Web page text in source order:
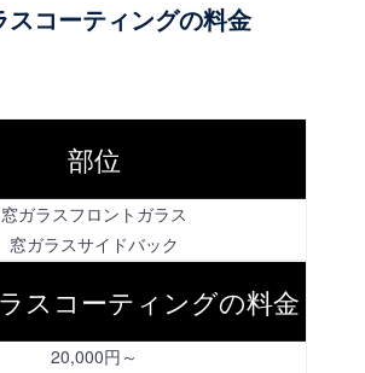
スコーティングの料金
部位
窓ガラスフロントガラス
窓ガラスサイドバック
スコーティングの料金
20,000円～